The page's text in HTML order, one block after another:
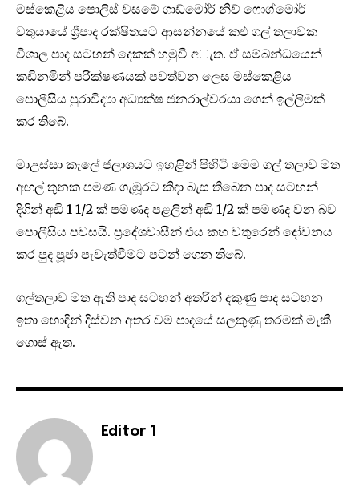
මස්කෙළිය පොලිස් වසමේ ගාඩ්මෝර් නිව් ෆොග්මෝර්
වතුයායේ ශ්‍රීපාද රක්ෂිතයට ආසන්නයේ කළු ගල් තලාවක
විශාල පාද සටහන් දෙකක් හමුවී අැත. ඒ සම්බන්ධයෙන්
කඩිනමින් පරීක්ෂණයක් පවත්වන ලෙස මස්කෙළිය
පොලීසිය පුරාවිද්‍යා අධ්‍යක්ෂ ජනරාල්වරයා ගෙන් ඉල්ලීමක්
කර තිබේ.
මාඋස්සා කැලේ ජලාශයට ඉහළින් පිහිටි මෙම ගල් තලාව මත
අඟල් තුනක පමණ ගැඹූරට කිඳා බැස තිබෙන පාද සටහන්
දිගින් අඩි 1 1/2 ක් පමණද පළලින් අඩි 1/2 ක් පමණද වන බව
පොලීසිය පවසයි. ප්‍රදේශවාසීන් එය කහ වතුරෙන් දෝවනය
කර පුද පූජා පැවැත්වීමට පටන් ගෙන තිබේ.
ගල්තලාව මත ඇති පාද සටහන් අතරින් දකුණු පාද සටහන
ඉතා හොඳින් දිස්වන අතර වම් පාදයේ සලකුණු තරමක් මැකී
ගොස් ඇත.
Editor 1